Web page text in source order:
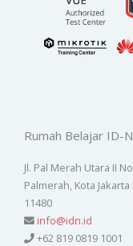
Rumah Belajar ID-
Jl. Pal Merah Utara II
Palmerah, Kota
11480
info@idn.id
+62 819 0819 1001